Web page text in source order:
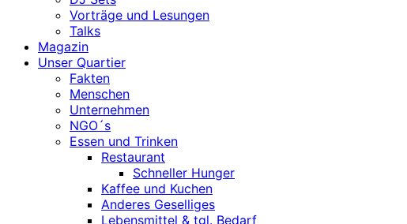
Vorträge und Lesungen
Talks
Magazin
Unser Quartier
Fakten
Menschen
Unternehmen
NGO´s
Essen und Trinken
Restaurant
Schneller Hunger
Kaffee und Kuchen
Anderes Geselliges
Lebensmittel & tgl. Bedarf